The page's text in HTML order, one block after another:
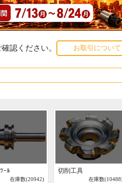
認ください。 お取引について
ｰﾙ
在庫数(20942)
切削工具
在庫数